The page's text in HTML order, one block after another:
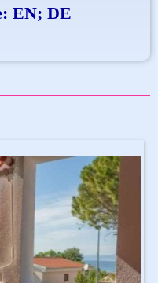
EN; DE